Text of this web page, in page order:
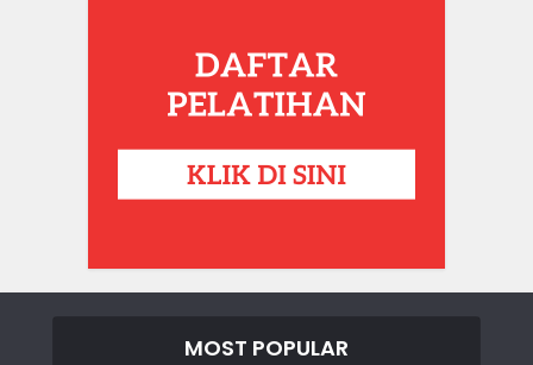
MOST POPULAR